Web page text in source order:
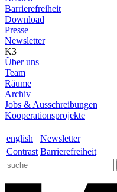
Barrierefreiheit
Download
Presse
Newsletter
K3
Über uns
Team
Räume
Archiv
Jobs & Ausschreibungen
Kooperationsprojekte
english
Newsletter
Contrast Barrierefreiheit